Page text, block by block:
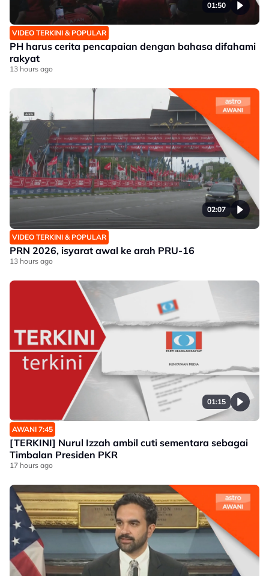
01:50
VIDEO TERKINI & POPULAR
PH harus cerita pencapaian dengan bahasa difahami
rakyat
13 hours ago
02:07
VIDEO TERKINI & POPULAR
PRN 2026, isyarat awal ke arah PRU-16
13 hours ago
01:15
AWANI 7:45
[TERKINI] Nurul Izzah ambil cuti sementara sebagai
Timbalan Presiden PKR
17 hours ago